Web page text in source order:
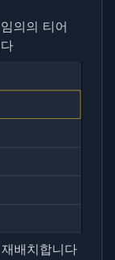
의의 티어
배치합니다